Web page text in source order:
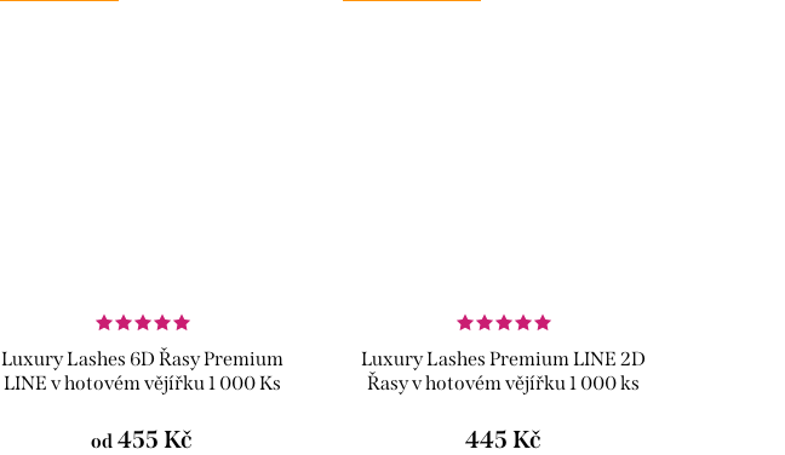
Luxury Lashes 6D Řasy Premium
LINE v hotovém vějířku 1 000 Ks
od 455 Kč
Luxury Lashes Premium LINE 2D
Řasy v hotovém vějířku 1 000 ks
445 Kč